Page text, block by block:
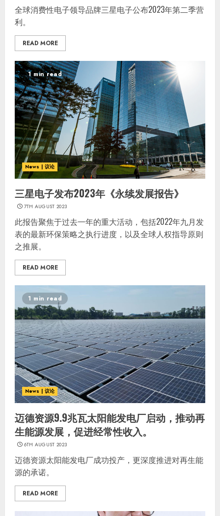
全球消费性电子领导品牌三星电子公布2023年第二季营
利。
READ MORE
1 min read
News | 议论
三星电子发布2023年《永续发展报告》
7TH AUGUST 2023
此报告聚焦于过去一年的重大活动，包括2022年九月发
表的最新环保策略之执行进度，以及全球人权指导原则
之推展。
READ MORE
1 min read
News | 议论
迈德资源9.9兆瓦太阳能发电厂启动，推动再
生能源发展，促进经常性收入。
6TH AUGUST 2023
迈德资源太阳能发电厂成功投产，更深度推进对再生能
源的承诺。
READ MORE